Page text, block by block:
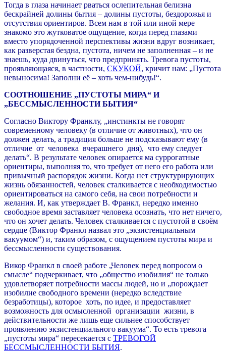
Тогда в глаза начинает рваться ослепительная белизна
бескрайней долины бытия – долины пустоты, бездорожья и
отсутствия ориентиров. Всем нам в той или иной мере
знакомо это жутковатое ощущение, когда перед глазами
вместо упорядоченной перспективы жизни вдруг возникает,
как разверстая бездна, пустота, ничем не заполненная – и не
знаешь, куда двинуться, что предпринять. Тревога пустоты,
проявляющаяся, в частности, СКУКОЙ, кричит нам: „Пустота
невыносима! Заполни её – хоть чем-нибудь!“.
СООТНОШЕНИЕ „ПУСТОТЫ МИРА“ И
„БЕССМЫСЛЕННОСТИ БЫТИЯ“
Согласно Виктору Франклу, „инстинкты не говорят
современному человеку (в отличие от животных), что он
должен делать, а традиция больше не подсказывают ему (в
отличие от человека вчерашнего дня), что ему следует
делать“. В результате человек опирается ма суррогатные
ориентиры, выполняя то, что требует от него его работа или
привычный распорядок жизни. Когда нет структурирующих
жизнь обязанностей, человек сталкивается с необходимоcтью
ориентироваться на самого себя, на свои потребности и
желания. И, как утверждает В. Франкл, нередко именно
свободное время заставляет человека осознать, что нет ничего,
что он хочет делать. Человек сталкивается с пустотой в своём
сердце (Виктор Франкл назвал это „экзистенциальным
вакуумом“) и, таким образом, с ощущением пустоты мира и
бессмысленности существования.
Викор Франкл в своей работе „Человек перед вопросом о
смысле“ подчеркивает, что „общество изобилия“ не только
удовлетворяет потребности массы людей, но и „порождает
изобилие свободного времени (нередко вследствие
безработицы), которое хоть, по идее, и предоставляет
возможность для осмысленной организации жизни, в
действительности же лишь еще сильнее способствует
проявлению экзистенциального вакуума“. То есть тревога
„пустоты мира“ пересекается с ТРЕВОГОЙ
БЕССМЫСЛЕННОСТИ БЫТИЯ.